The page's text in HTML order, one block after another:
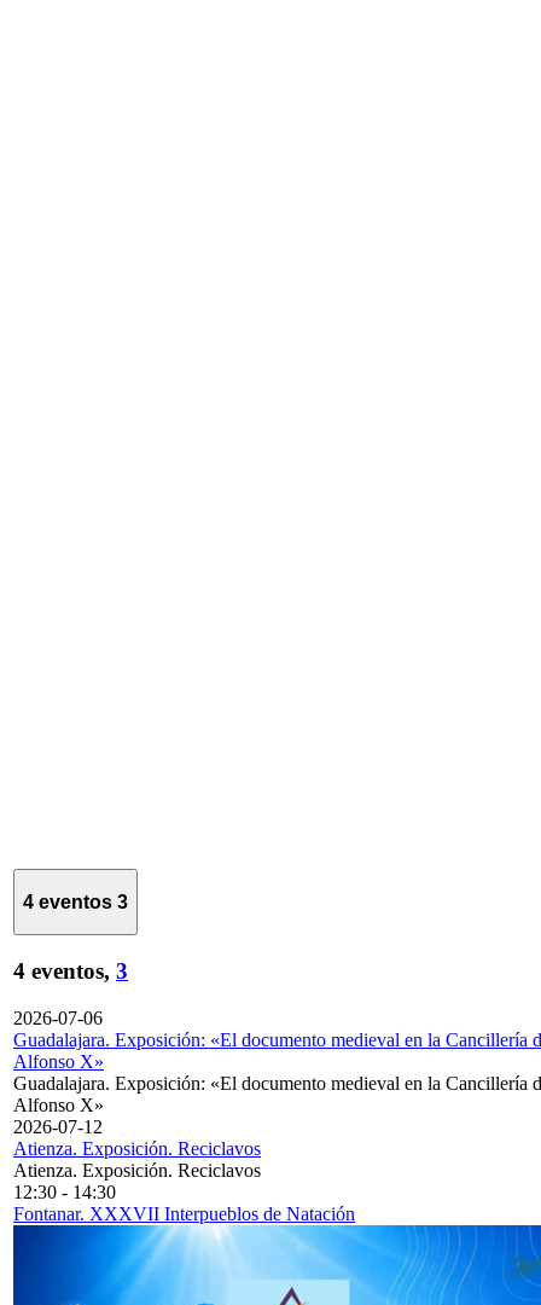
4 eventos 3
4 eventos, 3
2026-07-06
Guadalajara. Exposición: «El documento medieval en la Cancillería
Alfonso X»
Guadalajara. Exposición: «El documento medieval en la Cancillería
Alfonso X»
2026-07-12
Atienza. Exposición. Reciclavos
Atienza. Exposición. Reciclavos
12:30 - 14:30
Fontanar. XXXVII Interpueblos de Natación